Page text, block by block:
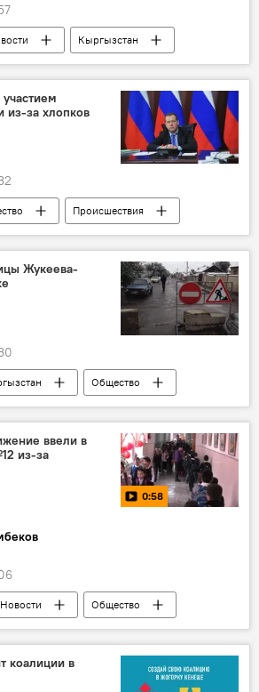
Кыргызстан
Выход СДПК из коалиции парламентского большинства
большинства
из-за хлопков
Происшествия
форум хлопок
Жукеева-
Общество
авария
ввели в
из-за
0:58
Новости
Общество
видео
дети
коалиции в